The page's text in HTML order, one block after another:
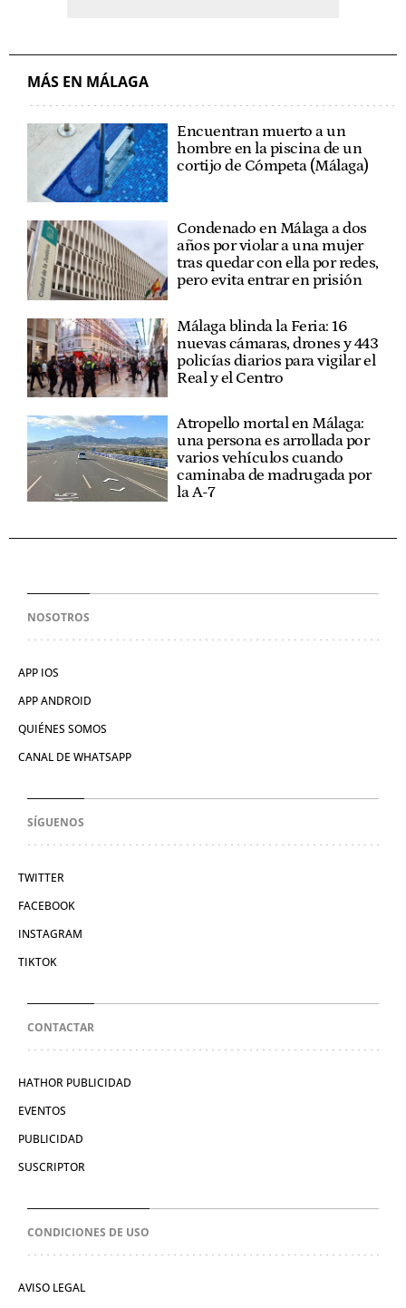
MÁS EN MÁLAGA
Encuentran muerto a un
hombre en la piscina de un
cortijo de Cómpeta (Málaga)
Condenado en Málaga a dos
años por violar a una mujer
tras quedar con ella por redes,
pero evita entrar en prisión
Málaga blinda la Feria: 16
nuevas cámaras, drones y 443
policías diarios para vigilar el
Real y el Centro
Atropello mortal en Málaga:
una persona es arrollada por
varios vehículos cuando
caminaba de madrugada por
la A-7
NOSOTROS
APP IOS
APP ANDROID
QUIÉNES SOMOS
CANAL DE WHATSAPP
SÍGUENOS
TWITTER
FACEBOOK
INSTAGRAM
TIKTOK
CONTACTAR
HATHOR PUBLICIDAD
EVENTOS
PUBLICIDAD
SUSCRIPTOR
CONDICIONES DE USO
AVISO LEGAL